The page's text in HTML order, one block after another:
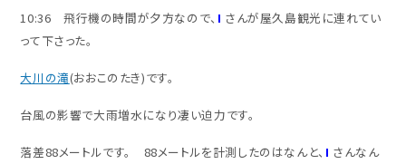
10:36 飛行機の時間が夕方なので、 I さんが屋久島観光に連れてい
って下さった。
大川の滝(おおこのたき)です。
台風の影響で大雨増水になり凄い迫力です。
落差88メートルです。 88メートルを計測したのはなんと、 I さんなん